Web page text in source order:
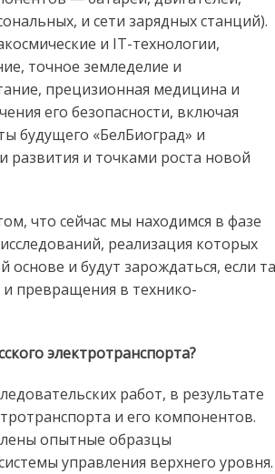
и сети зарядных станций).
и IT-технологии,
точное земледелие и
прецизионная медицина и
его безопасности, включая
будущего «БелБиоград» и
развития и точками роста новой
что сейчас мы находимся в фазе
реализация которых
основе и будут зарождаться, если
превращения в технико-
электротранспорта?
работ, в результате
и его компонентов.
опытные образцы
управления верхнего уровня.